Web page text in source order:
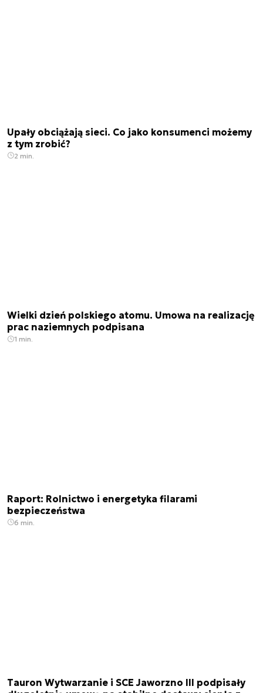
Upały obciążają sieci. Co jako konsumenci możemy
z tym zrobić?
2 min.
Wielki dzień polskiego atomu. Umowa na realizację
prac naziemnych podpisana
1 min.
Raport: Rolnictwo i energetyka filarami
bezpieczeństwa
6 min.
Tauron Wytwarzanie i SCE Jaworzno III podpisały